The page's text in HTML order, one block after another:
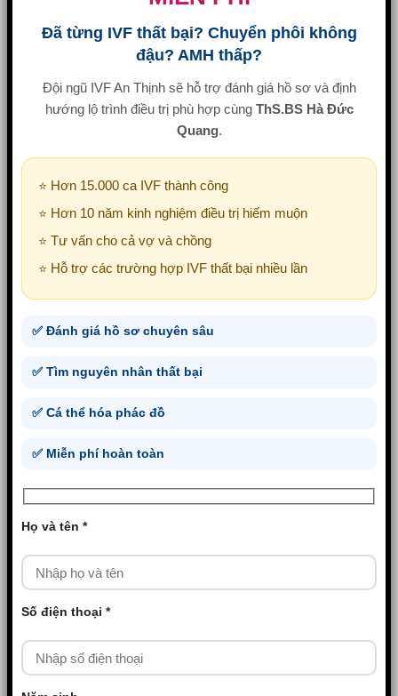
Đã từng IVF thất bại? Chuyển phôi không
đậu? AMH thấp?
Đội ngũ IVF An Thịnh sẽ hỗ trợ đánh giá hồ sơ và định
hướng lộ trình điều trị phù hợp cùng ThS.BS Hà Đức
Quang.
⭐ Hơn 15.000 ca IVF thành công
⭐ Hơn 10 năm kinh nghiệm điều trị hiếm muộn
⭐ Tư vấn cho cả vợ và chồng
⭐ Hỗ trợ các trường hợp IVF thất bại nhiều lần
✅ Đánh giá hồ sơ chuyên sâu
✅ Tìm nguyên nhân thất bại
✅ Cá thể hóa phác đồ
✅ Miễn phí hoàn toàn
Họ và tên *
Số điện thoại *